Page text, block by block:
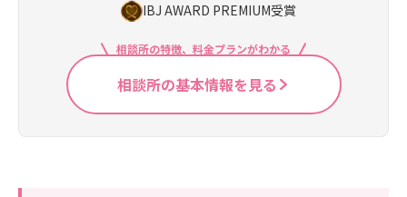
IBJ AWARD PREMIUM受賞
相談所の特徴、料金プランがわかる
相談所の基本情報を見る